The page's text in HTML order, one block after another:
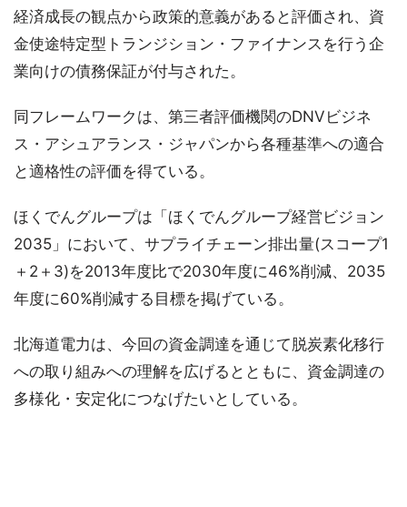
経済成長の観点から政策的意義があると評価され、資
金使途特定型トランジション・ファイナンスを行う企
業向けの債務保証が付与された。
同フレームワークは、第三者評価機関のDNVビジネ
ス・アシュアランス・ジャパンから各種基準への適合
と適格性の評価を得ている。
ほくでんグループは「ほくでんグループ経営ビジョン
2035」において、サプライチェーン排出量(スコープ1
＋2＋3)を2013年度比で2030年度に46%削減、2035
年度に60%削減する目標を掲げている。
北海道電力は、今回の資金調達を通じて脱炭素化移行
への取り組みへの理解を広げるとともに、資金調達の
多様化・安定化につなげたいとしている。